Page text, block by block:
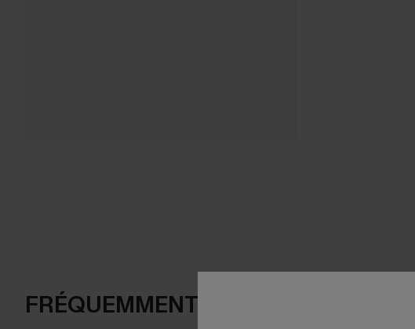
FRÉQUEMMENT ACHETÉS ENSEMBLE